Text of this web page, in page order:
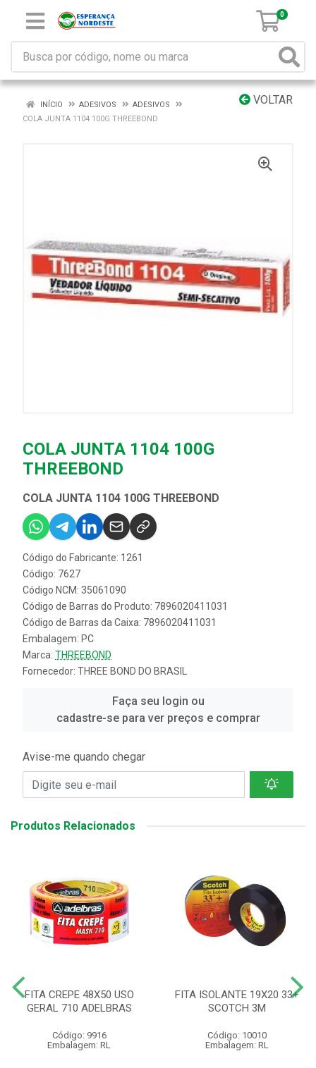
0
VOLTAR
INÍCIO ADESIVOS
ADESIVOS
COLA JUNTA 1104 100G THREEBOND
COLA JUNTA 1104 100G
THREEBOND
COLA JUNTA 1104 100G THREEBOND
Código do Fabricante: 1261
Código: 7627
Código NCM: 35061090
Código de Barras do Produto: 7896020411031
Código de Barras da Caixa: 7896020411031
Embalagem: PC
Marca: THREEBOND
Fornecedor: THREE BOND DO BRASIL
Faça seu login ou
cadastre-se para ver preços e comprar
Avise-me quando chegar
Produtos Relacionados
FITA CREPE 48X50 USO
GERAL 710 ADELBRAS
Código: 9916
Embalagem: RL
FITA ISOLANTE 19X20 33+
SCOTCH 3M
Código: 10010
Embalagem: RL